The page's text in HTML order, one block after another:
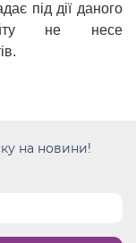
під дії даного
не несе
на новини!